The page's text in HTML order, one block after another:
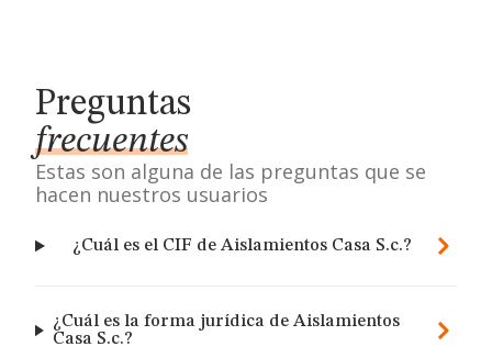
Preguntas
frecuentes
Estas son alguna de las preguntas que se
hacen nuestros usuarios
¿Cuál es el CIF de Aislamientos Casa S.c.?
¿Cuál es la forma jurídica de Aislamientos
Casa S.c.?